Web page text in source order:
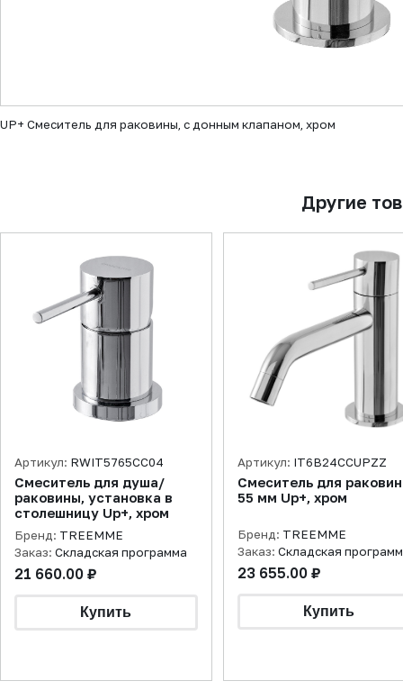
UP+ Смеситель для раковины, с донным клапаном, хром
Другие
Артикул: RWIT5765CC04
Смеситель для душа/
раковины, установка в
столешницу Up+, хром
Бренд: TREEMME
Заказ: Складская программа
21 660.00 ₽
Артикул: IT6B24CCUPZZ
Смеситель для
55 мм Up+, хром
Бренд: TREEMME
Заказ: Складская
23 655.00 ₽